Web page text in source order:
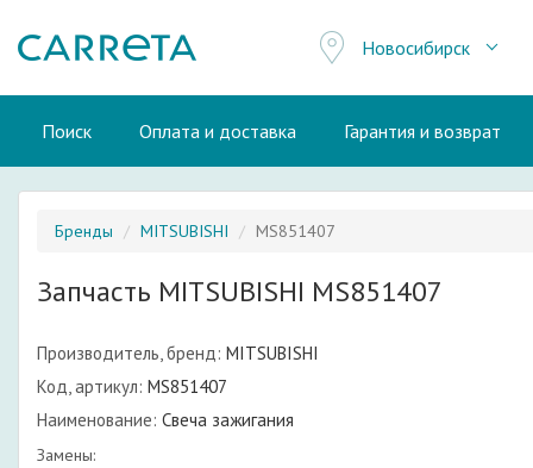
Новосибирск
Поиск Оплата и доставка Гарантия и возврат
Бренды MITSUBISHI MS851407
Запчасть MITSUBISHI MS851407
Производитель, бренд: MITSUBISHI
Код, артикул: MS851407
Наименование: Свеча зажигания
Замены: